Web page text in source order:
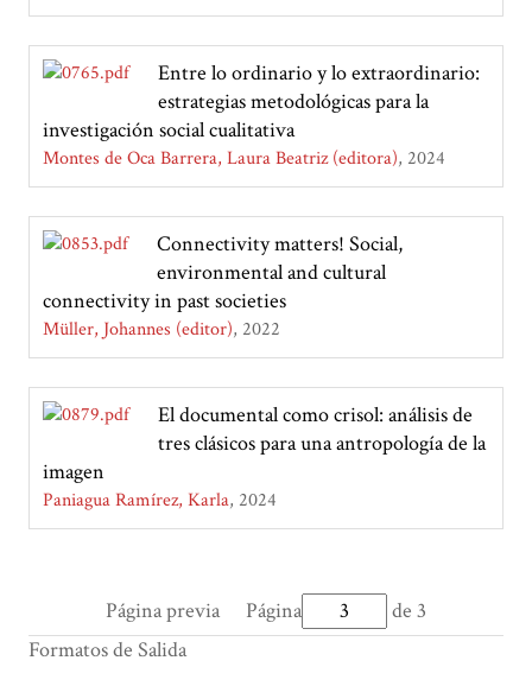
Entre lo ordinario y lo extraordinario:
estrategias metodológicas para la
investigación social cualitativa
Montes de Oca Barrera, Laura Beatriz (editora) 2024
Connectivity matters! Social,
environmental and cultural
connectivity in past societies
Müller, Johannes (editor) 2022
El documental como crisol: análisis de
tres clásicos para una antropología de la
imagen
Paniagua Ramírez, Karla 2024
Página previa Página
de 3
Formatos de Salida